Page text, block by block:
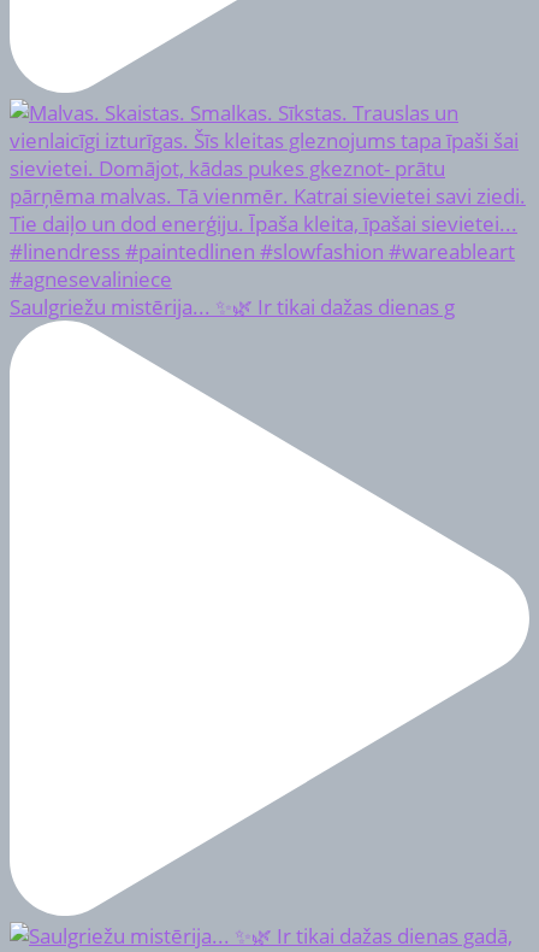
Saulgriežu mistērija... ✨🌿 Ir tikai dažas dienas g